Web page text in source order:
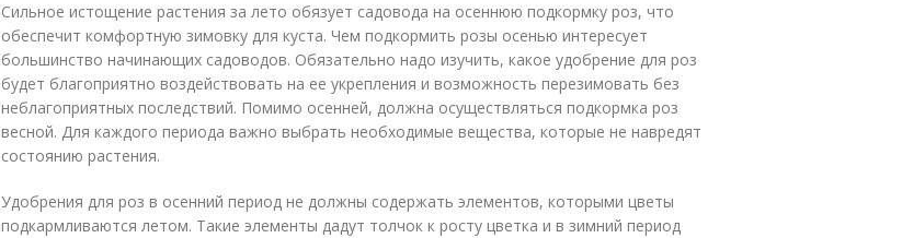
Сильное истощение растения за лето обязует садовода на осеннюю подкормку роз, что
обеспечит комфортную зимовку для куста. Чем подкормить розы осенью интересует
большинство начинающих садоводов. Обязательно надо изучить, какое удобрение для роз
будет благоприятно воздействовать на ее укрепления и возможность перезимовать без
неблагоприятных последствий. Помимо осенней, должна осуществляться подкормка роз
весной. Для каждого периода важно выбрать необходимые вещества, которые не навредят
состоянию растения.
Удобрения для роз в осенний период не должны содержать элементов, которыми цветы
подкармливаются летом. Такие элементы дадут толчок к росту цветка и в зимний период